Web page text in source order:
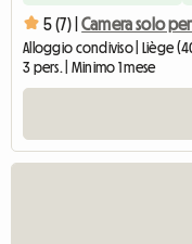
5 (7) | Camera solo
Alloggio condiviso | Liège
3 pers. | Minimo 1 mese